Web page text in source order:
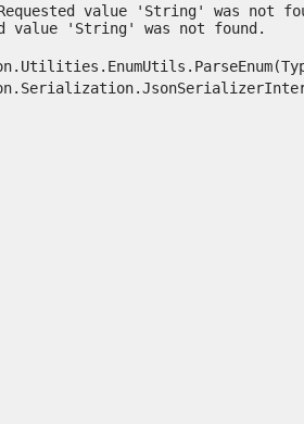
value 'String' was not
value 'String' was not found.